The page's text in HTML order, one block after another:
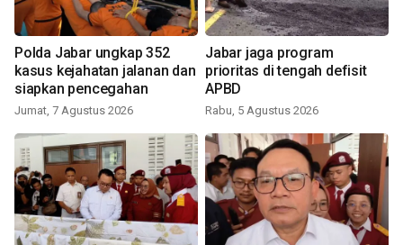
Polda Jabar ungkap 352
kasus kejahatan jalanan dan
siapkan pencegahan
Jumat, 7 Agustus 2026
Jabar jaga program
prioritas di tengah defisit
APBD
Rabu, 5 Agustus 2026